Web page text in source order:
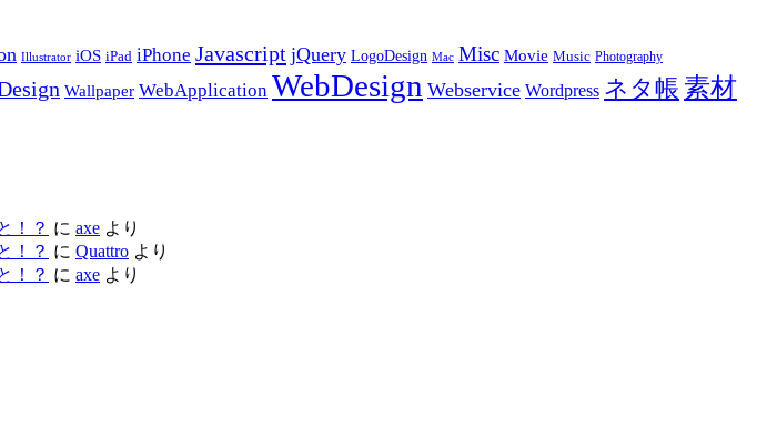
Illustrator iOS iPad iPhone Javascript jQuery LogoDesign Mac Misc Movie Music Photography
Wallpaper WebApplication WebDesign Webservice Wordpress ネタ帳 素材
！？ に axe より
！？ に Quattro より
！？ に axe より